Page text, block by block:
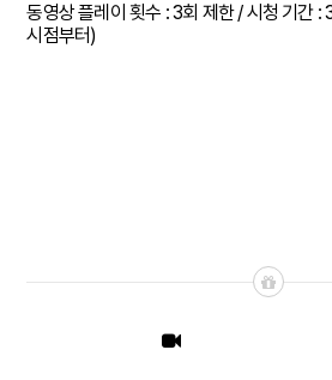
동영상 플레이 횟수 : 3회 제한 / 시청 기간 :
시점부터)